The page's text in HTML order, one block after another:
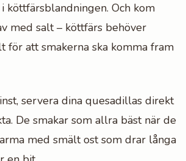
köttfärsblandningen. Och kom
med salt – köttfärs behöver
för att smakerna ska komma fram
servera dina quesadillas direkt
De smakar som allra bäst när de
med smält ost som drar långa